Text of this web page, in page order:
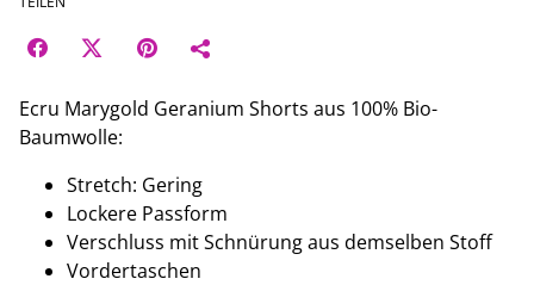
Ecru Marygold Geranium Shorts aus 100% Bio-
Baumwolle:
Stretch: Gering
Lockere Passform
Verschluss mit Schnürung aus demselben Stoff
Vordertaschen